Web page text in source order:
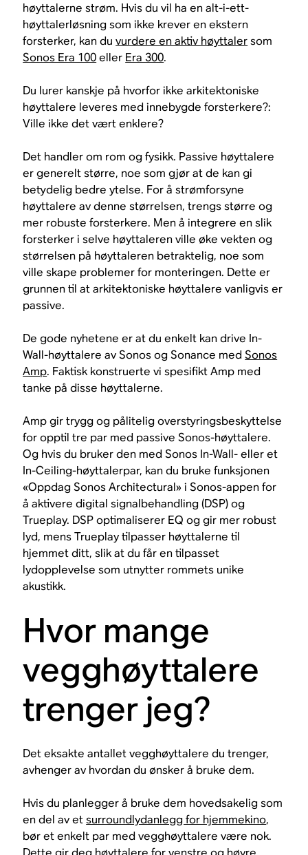
høyttalerne strøm. Hvis du vil ha en alt-i-ett-
høyttalerløsning som ikke krever en ekstern
forsterker, kan duvurdere en aktiv høyttalersom
Sonos Era 100eller Era 300.
Du lurer kanskje på hvorfor ikke arkitektoniske
høyttalere leveres med innebygde forsterkere?:
Ville ikke det vært enklere?
Det handler om rom og fysikk. Passive høyttalere
er generelt større, noe som gjør at de kan gi
betydelig bedre ytelse. For å strømforsyne
høyttalere av denne størrelsen, trengs større og
mer robuste forsterkere. Men å integrere en slik
forsterker i selve høyttaleren ville øke vekten og
størrelsen på høyttaleren betraktelig, noe som
ville skape problemer for monteringen. Dette er
grunnen til at arkitektoniske høyttalere vanligvis er
passive.
De gode nyhetene er at du enkelt kan drive In-
Wall-høyttalere av Sonos og Sonance medSonos
Amp. Faktisk konstruerte vi spesifikt Amp med
tanke på disse høyttalerne.
Amp gir trygg og pålitelig overstyringsbeskyttelse
for opptil tre par med passive Sonos-høyttalere.
Og hvis du bruker den med Sonos In-Wall- eller et
In-Ceiling-høyttalerpar, kan du bruke funksjonen
«Oppdag Sonos Architectural» i Sonos-appen for
å aktivere digital signalbehandling (DSP) og
Trueplay. DSP optimaliserer EQ og gir mer robust
lyd, mens Trueplay tilpasser høyttalerne til
hjemmet ditt, slik at du får en tilpasset
lydopplevelse som utnytter rommets unike
akustikk.
Hvor mange
vegghøyttalere
trenger jeg?
Det eksakte antallet vegghøyttalere du trenger,
avhenger av hvordan du ønsker å bruke dem.
Hvis du planlegger å bruke dem hovedsakelig som
en del av etsurroundlydanlegg for hjemmekino,
bør et enkelt par med vegghøyttalere være nok.